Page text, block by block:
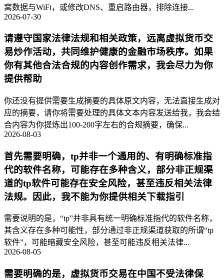
窝数据与WiFi，或修改DNS、重启路由器，排除连接...
2026-07-30
请遵守国家法律法规和相关政策，远离虚拟货币交
易炒作活动，共同维护健康的金融市场秩序。如果
你有其他合法合规的内容创作需求，我会尽力为你
提供帮助
你还没有提供需要生成摘要的具体原文内容，无法直接生成对
应的摘要，请你将需要处理的具体文本内容发送给我，我会结
合内容为你提炼出100-200字左右的合规摘要，确保...
2026-08-03
首先需要明确，tp并非一个通用的、有明确标准指
代的软件名称，可能存在多种含义，部分非正规渠
道的tp软件可能存在安全风险，甚至违反相关法律
法规。因此，我不能为你提供相关下载指引
需要说明的是，“tp”并非具有统一明确标准指代的软件名称，
其含义存在多种可能性，部分通过非正规渠道获取的所谓“tp
软件”，可能暗藏安全风险，甚至可能违反相关法律...
2026-08-05
需要明确的是，虚拟货币交易在中国不受法律保